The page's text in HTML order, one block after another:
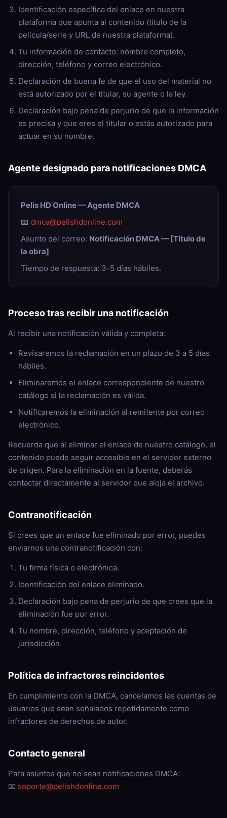
Identificación específica del enlace en nuestra
plataforma que apunta al contenido (título de la
película/serie y URL de nuestra plataforma).
Tu información de contacto: nombre completo,
dirección, teléfono y correo electrónico.
Declaración de buena fe de que el uso del material no
está autorizado por el titular, su agente o la ley.
Declaración bajo pena de perjurio de que la información
es precisa y que eres el titular o estás autorizado para
actuar en su nombre.
Agente designado para notificaciones DMCA
Pelis HD Online — Agente DMCA
📧 dmca@pelishdonline.com
Asunto del correo: Notificación DMCA — [Título de
la obra]
Tiempo de respuesta: 3-5 días hábiles.
Proceso tras recibir una notificación
Al recibir una notificación válida y completa:
Revisaremos la reclamación en un plazo de 3 a 5 días
hábiles.
Eliminaremos el enlace correspondiente de nuestro
catálogo si la reclamación es válida.
Notificaremos la eliminación al remitente por correo
electrónico.
Recuerda que al eliminar el enlace de nuestro catálogo, el
contenido puede seguir accesible en el servidor externo
de origen. Para la eliminación en la fuente, deberás
contactar directamente al servidor que aloja el archivo.
Contranotificación
Si crees que un enlace fue eliminado por error, puedes
enviarnos una contranotificación con:
Tu firma física o electrónica.
Identificación del enlace eliminado.
Declaración bajo pena de perjurio de que crees que la
eliminación fue por error.
Tu nombre, dirección, teléfono y aceptación de
jurisdicción.
Política de infractores reincidentes
En cumplimiento con la DMCA, cancelamos las cuentas de
usuarios que sean señalados repetidamente como
infractores de derechos de autor.
Contacto general
Para asuntos que no sean notificaciones DMCA:
📧 soporte@pelishdonline.com